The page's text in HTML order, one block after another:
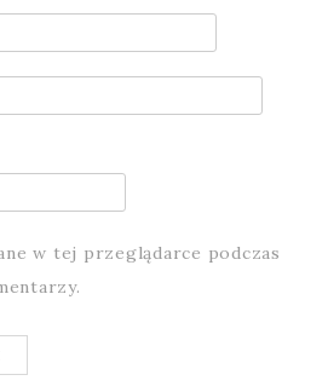
w tej przeglądarce podczas